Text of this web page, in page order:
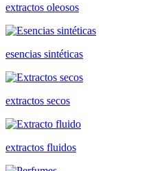
extractos oleosos
esencias sintéticas
extractos secos
extractos fluidos